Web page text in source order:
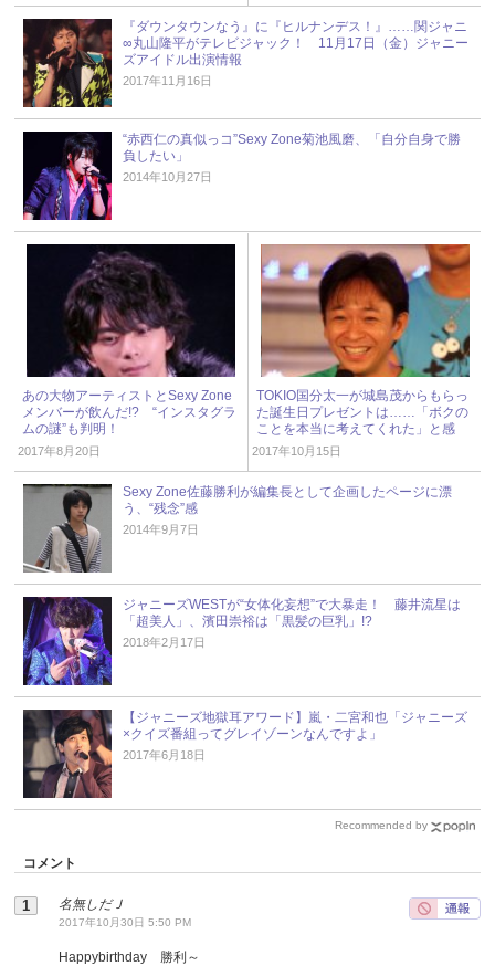
『ダウンタウンなう』に『ヒルナンデス！』……関ジャニ
∞丸山隆平がテレビジャック！ 11月17日（金）ジャニー
ズアイドル出演情報
2017年11月16日
“赤西仁の真似っコ”Sexy Zone菊池風磨、「自分自身で勝
負したい」
2014年10月27日
あの大物アーティストとSexy Zone
メンバーが飲んだ!? “インスタグラ
ムの謎”も判明！
2017年8月20日
TOKIO国分太一が城島茂からもらっ
た誕生日プレゼントは……「ボクの
ことを本当に考えてくれた」と感
動！
2017年10月15日
Sexy Zone佐藤勝利が編集長として企画したページに漂
う、“残念”感
2014年9月7日
ジャニーズWESTが“女体化妄想”で大暴走！ 藤井流星は
「超美人」、濱田崇裕は「黒髪の巨乳」!?
2018年2月17日
【ジャニーズ地獄耳アワード】嵐・二宮和也「ジャニーズ
×クイズ番組ってグレイゾーンなんですよ」
2017年6月18日
Recommended by
コメント
名無しだＪ
2017年10月30日 5:50 PM
Happybirthday 勝利～